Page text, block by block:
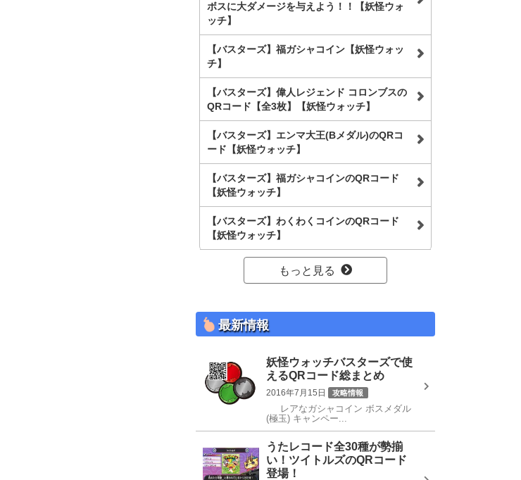
ボスに大ダメージを与えよう！！【妖怪ウォ
ッチ】
【バスターズ】福ガシャコイン【妖怪ウォッ
チ】
【バスターズ】偉人レジェンド コロンブスの
QRコード【全3枚】【妖怪ウォッチ】
【バスターズ】エンマ大王(Bメダル)のQRコ
ード【妖怪ウォッチ】
【バスターズ】福ガシャコインのQRコード
【妖怪ウォッチ】
【バスターズ】わくわくコインのQRコード
【妖怪ウォッチ】
もっと見る
最新情報
妖怪ウォッチバスターズで使
えるQRコード総まとめ
2016年7月15日
攻略情報
QRコード
レアなガシャコイン ボスメダル
(極玉) キャンペー...
うたレコード全30種が勢揃
い！ツイトルズのQRコード
登場！